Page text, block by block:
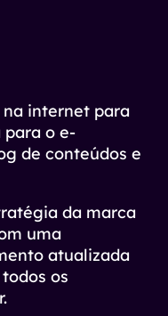
internet para
o e-
de conteúdos e
da marca
uma
atualizada
os